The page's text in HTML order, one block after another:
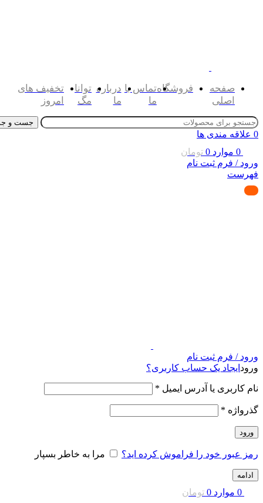
صفحه
اصلی
فروشگاهتماس با
ما
درباره
ما
توانا
مگ
تخفیف های
امروز
جست و
0 علاقه مندی ها
0 موارد 0 تومان
ورود / فرم ثبت نام
فهرست
ورود / فرم ثبت نام
ورود ایجاد یک حساب کاربری؟
نام کاربری یا آدرس ایمیل *
گذرواژه *
ورود
رمز عبور خود را فراموش کرده اید؟ مرا به خاطر بسپار
ادامه
0 موارد 0 تومان